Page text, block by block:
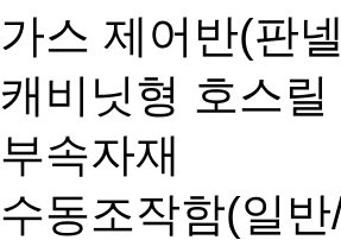
가스 제어반(판
캐비닛형 호스릴
부속자재
수동조작함(일